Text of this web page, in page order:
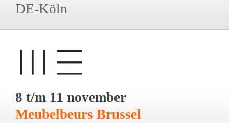
DE-Köln
8 t/m 11 november
Meubelbeurs Brussel